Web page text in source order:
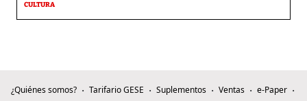
CULTURA
¿Quiénes somos? Tarifario GESE Suplementos Ventas
e-Paper